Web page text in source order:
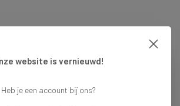
website is vernieuwd!
Heb je een account bij ons?